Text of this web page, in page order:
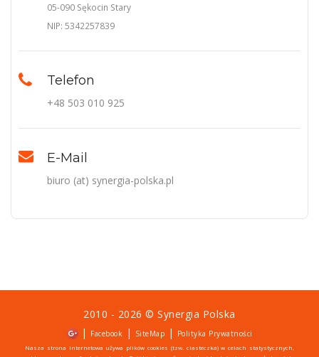
05-090 Sękocin Stary
NIP: 5342257839
Telefon
+48 503 010 925
E-Mail
biuro (at) synergia-polska.pl
2010 - 2026 ©Synergia Polska
|
Facebook | SiteMap | Polityka Prywatności
Nasza strona internetowa używa plików cookies (tzw. ciasteczka) w celach statystycznych,